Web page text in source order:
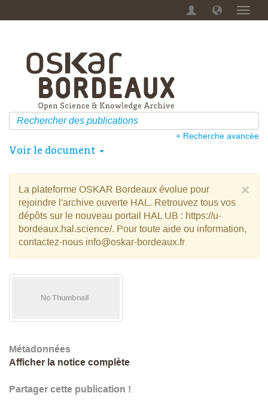
Menu
+ Recherche avancée
Voir le document
×
La plateforme OSKAR Bordeaux évolue pour
rejoindre l'archive ouverte HAL. Retrouvez tous vos
dépôts sur le nouveau portail HAL UB : https://u-
bordeaux.hal.science/. Pour toute aide ou information,
contactez-nous info@oskar-bordeaux.fr
Métadonnées
Afficher la notice complète
Partager cette publication !